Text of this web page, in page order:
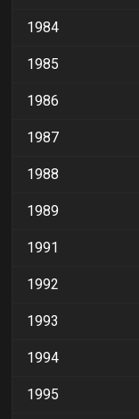
1984
1985
1986
1987
1988
1989
1991
1992
1993
1994
1995